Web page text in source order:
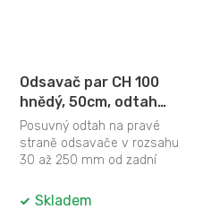
Odsavač par CH 100
hnědý, 50cm, odtah
pravý
Posuvný odtah na pravé
straně odsavače v rozsahu
30 až 250 mm od zadní
Skladem